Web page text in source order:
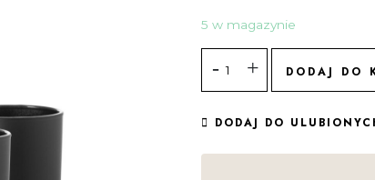
5 w magazynie
DODAJ DO
DODAJ DO